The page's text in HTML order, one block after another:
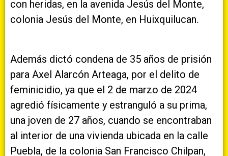
con heridas, en la avenida Jesús del Monte,
colonia Jesús del Monte, en Huixquilucan.
Además dictó condena de 35 años de prisión
para Axel Alarcón Arteaga, por el delito de
feminicidio, ya que el 2 de marzo de 2024
agredió físicamente y estranguló a su prima,
una joven de 27 años, cuando se encontraban
al interior de una vivienda ubicada en la calle
Puebla, de la colonia San Francisco Chilpan,